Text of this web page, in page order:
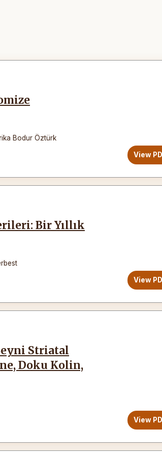
Bodur Öztürk
View
Bir Yıllık
View
Striatal
Doku Kolin,
View